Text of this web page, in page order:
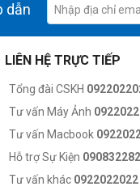
dẫn
LIÊN HỆ TRỰC TIẾP
Tổng đài CSKH
Tư vấn Máy Ảnh
Tư vấn Macbook
Hỗ trợ Sự Kiện
Tư vấn khác 0922022022